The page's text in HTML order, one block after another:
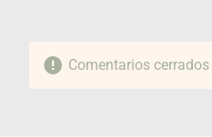
Comentarios cerrados